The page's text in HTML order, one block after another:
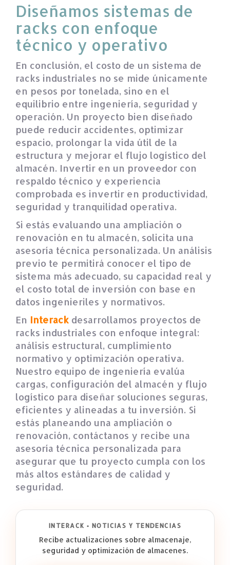
Diseñamos sistemas de
racks con enfoque
técnico y operativo
En conclusión, el costo de un sistema de
racks industriales no se mide únicamente
en pesos por tonelada, sino en el
equilibrio entre ingeniería, seguridad y
operación. Un proyecto bien diseñado
puede reducir accidentes, optimizar
espacio, prolongar la vida útil de la
estructura y mejorar el flujo logístico del
almacén. Invertir en un proveedor con
respaldo técnico y experiencia
comprobada es invertir en productividad,
seguridad y tranquilidad operativa.
Si estás evaluando una ampliación o
renovación en tu almacén, solicita una
asesoría técnica personalizada. Un análisis
previo te permitirá conocer el tipo de
sistema más adecuado, su capacidad real y
el costo total de inversión con base en
datos ingenieriles y normativos.
En Interack desarrollamos proyectos de
racks industriales con enfoque integral:
análisis estructural, cumplimiento
normativo y optimización operativa.
Nuestro equipo de ingeniería evalúa
cargas, configuración del almacén y flujo
logístico para diseñar soluciones seguras,
eficientes y alineadas a tu inversión. Si
estás planeando una ampliación o
renovación, contáctanos y recibe una
asesoría técnica personalizada para
asegurar que tu proyecto cumpla con los
más altos estándares de calidad y
seguridad.
INTERACK • NOTICIAS Y TENDENCIAS
Recibe actualizaciones sobre almacenaje,
seguridad y optimización de almacenes.